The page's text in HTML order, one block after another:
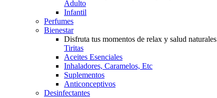
Adulto
Infantil
Perfumes
Bienestar
Disfruta tus momentos de relax y salud naturales
Tiritas
Aceites Esenciales
Inhaladores, Caramelos, Etc
Suplementos
Anticonceptivos
Desinfectantes